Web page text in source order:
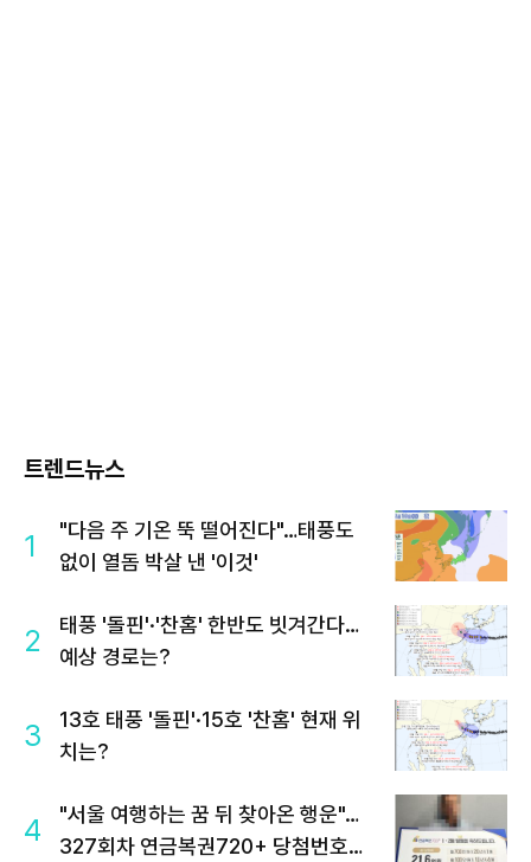
트렌드뉴스
1
"다음 주 기온 뚝 떨어진다"…태풍도
없이 열돔 박살 낸 '이것'
2
태풍 '돌핀'·'찬홈' 한반도 빗겨간다…
예상 경로는?
3
13호 태풍 '돌핀'·15호 '찬홈' 현재 위
치는?
4
"서울 여행하는 꿈 뒤 찾아온 행운"…
327회차 연금복권720+ 당첨번호조